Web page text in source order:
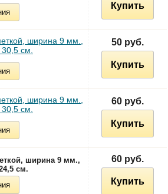
Купить
ширина 9 мм.,
см.
50 руб.
Купить
ширина 9 мм.,
см.
60 руб.
Купить
ширина 9 мм.,
см.
60 руб.
Купить